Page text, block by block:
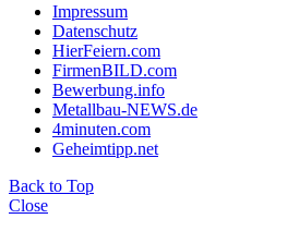
Impressum
Datenschutz
HierFeiern.com
FirmenBILD.com
Bewerbung.info
Metallbau-NEWS.de
4minuten.com
Geheimtipp.net
Back to Top
Close